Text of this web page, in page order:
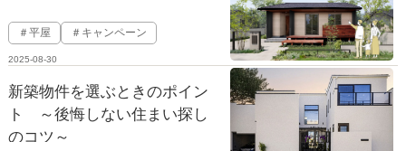
＃平屋 ＃キャンペーン
2025-08-30
新築物件を選ぶときのポイン
ト ～後悔しない住まい探し
のコツ～